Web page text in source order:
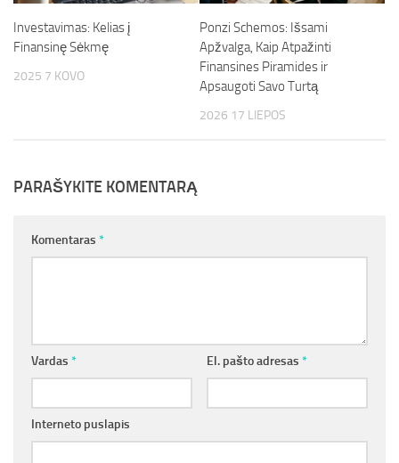
Investavimas: Kelias į
Finansinę Sėkmę
2025 7 KOVO
Ponzi Schemos: Išsami
Apžvalga, Kaip Atpažinti
Finansines Piramides ir
Apsaugoti Savo Turtą
2026 17 LIEPOS
PARAŠYKITE KOMENTARĄ
Komentaras *
Vardas * El. pašto adresas *
Interneto puslapis